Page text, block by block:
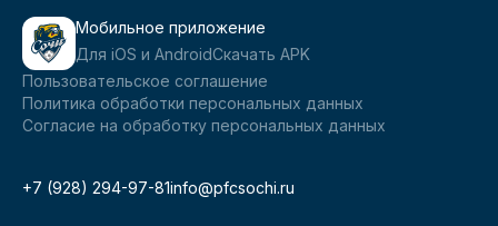
Мобильное приложение
Для iOS и AndroidСкачать APK
Пользовательское соглашение
Политика обработки персональных данных
Согласие на обработку персональных данных
+7 (928) 294-97-81info@pfcsochi.ru